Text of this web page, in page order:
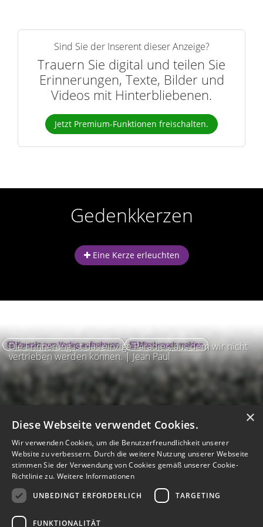
Sind Sie der Inserent dieser Anzeige?
Trauern Sie digital und teilen Sie
Erinnerungen, Texte, Bilder und
Videos mit Hinterbliebenen.
Jetzt Premium-Funktionen freischalten.
Gedenkkerzen
Eine Kerze erleuchten
Die Erinnerung ist das einzige Paradies, aus dem wir nicht
vertrieben werden können. | Jean Paul
Kontakt zum Verlag aufnehmen Missbrauch melden
Barrierefreiheit
Barriere melden
×
Diese Webseite verwendet Cookies.
Wir verwenden Cookies, um die Benutzerfreundlichkeit unserer
Website zu verbessern. Durch die weitere Nutzung unserer Webseite
stimmen Sie der Verwendung von Cookies gemäß unserer Cookie-
Richtlinie zu. Weitere Informationen
UNBEDINGT ERFORDERLICH
TARGETING
FUNKTIONALITÄT